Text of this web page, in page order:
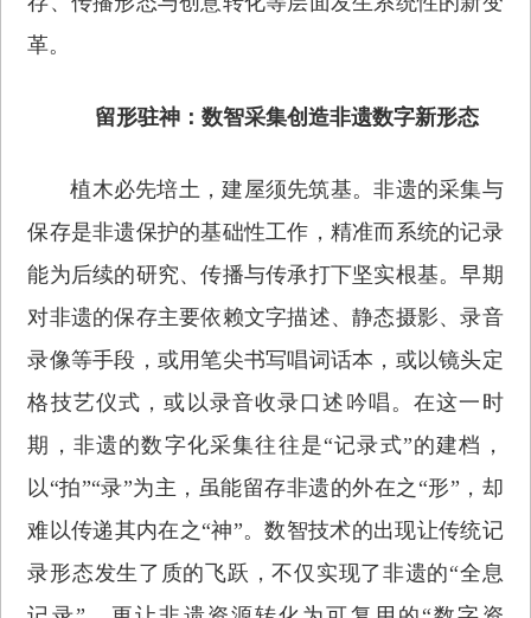
革。
留形驻神：数智采集创造非遗数字新形态
植木必先培土，建屋须先筑基。非遗的采集与
保存是非遗保护的基础性工作，精准而系统的记录
能为后续的研究、传播与传承打下坚实根基。早期
对非遗的保存主要依赖文字描述、静态摄影、录音
录像等手段，或用笔尖书写唱词话本，或以镜头定
格技艺仪式，或以录音收录口述吟唱。在这一时
期，非遗的数字化采集往往是“记录式”的建档，
以“拍”“录”为主，虽能留存非遗的外在之“形”，却
难以传递其内在之“神”。数智技术的出现让传统记
录形态发生了质的飞跃，不仅实现了非遗的“全息